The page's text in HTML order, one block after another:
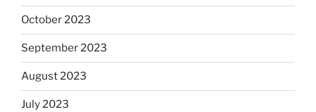
October 2023
September 2023
August 2023
July 2023